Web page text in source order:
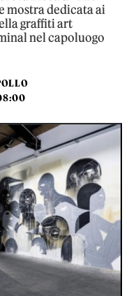
mostra dedicata ai
graffiti art
nel capoluogo